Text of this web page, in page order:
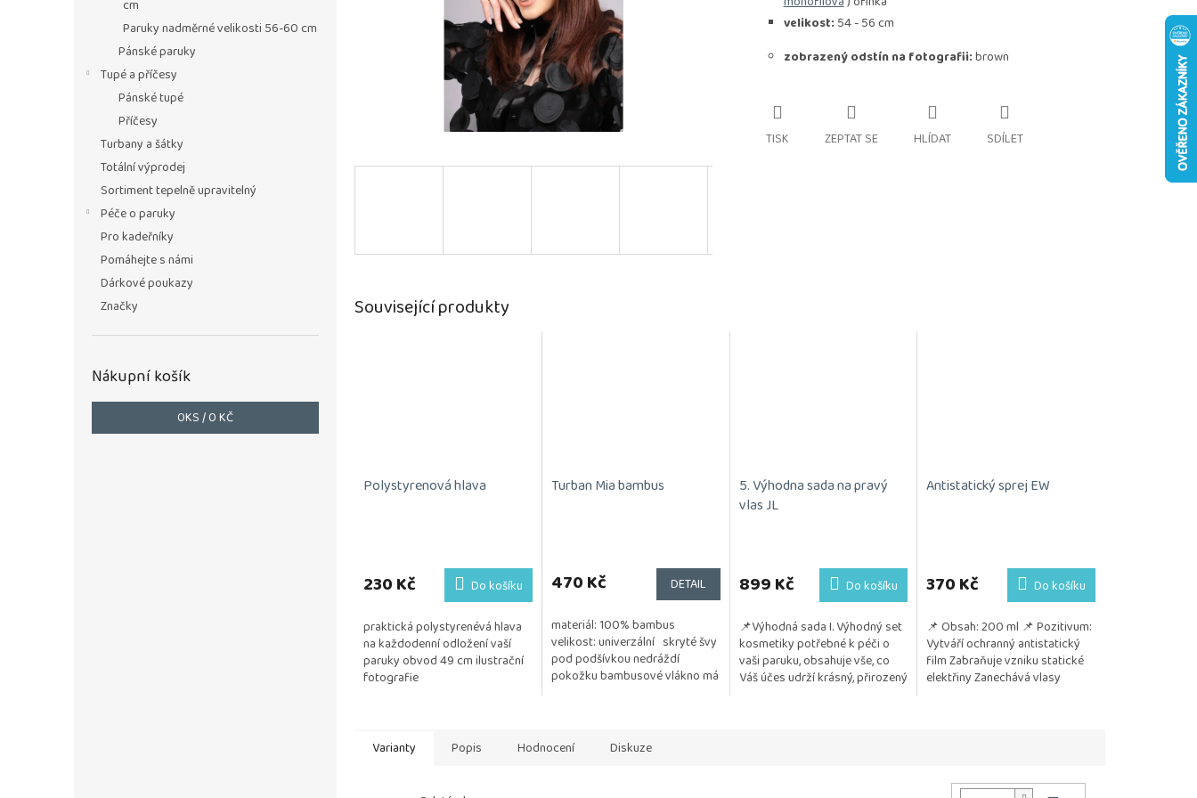
cm
Paruky nadměrné velikosti 56-60 cm
Pánské paruky
Tupé a příčesy
Pánské tupé
Příčesy
Turbany a šátky
Totální výprodej
Sortiment tepelně upravitelný
Péče o paruky
Pro kadeřníky
Pomáhejte s námi
Dárkové poukazy
Značky
Nákupní košík
0KS /0 KČ
velikost: 54 - 56 cm
zobrazený odstín na fotografii:brown
TISK ZEPTAT SE HLÍDAT SDÍLET
Související produkty
Polystyrenová hlava
230 Kč Do košíku
praktická polystyrenévá hlava
na každodenní odložení vaší
paruky obvod 49 cm ilustrační
fotografie
Turban Mia bambus
470 Kč DETAIL
materiál: 100% bambus
velikost: univerzální skryté švy
pod podšívkou nedráždí
pokožku bambusové vlákno má
5. Výhodna sada na pravý
vlas JL
899 Kč Do košíku
📌Výhodná sada I. Výhodný set
kosmetiky potřebné k péči o
vaši paruku, obsahuje vše, co
Váš účes udrží krásný, přirozený
Antistatický sprej EW
370 Kč Do košíku
📌 Obsah: 200 ml 📌 Pozitivum:
Vytváří ochranný antistatický
film Zabraňuje vzniku statické
elektřiny Zanechává vlasy
Varianty
Popis Hodnocení Diskuze